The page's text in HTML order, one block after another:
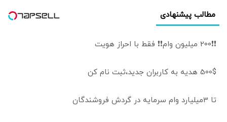
مطالب پیشنهادی
❗❗200 میلیون وام❗❗ فقط با احراز هویت
500$ هدیه به کاربران جدید،ثبت نام کن
تا 3میلیارد وام سرمایه در گردش فروشندگان